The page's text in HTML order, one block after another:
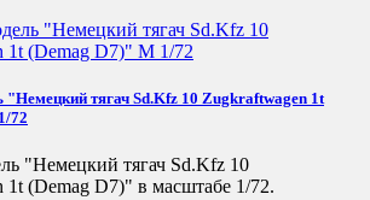
"Немецкий тягач Sd.Kfz 10 Zugkraftwagen 1t
72
"Немецкий тягач Sd.Kfz 10
1t (Demag D7)" в масштабе 1/72.